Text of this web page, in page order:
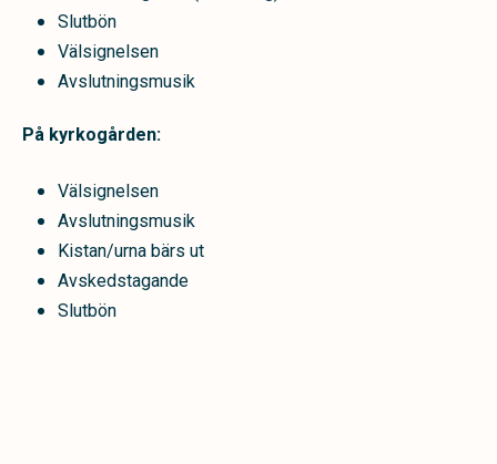
Slutbön
Välsignelsen
Avslutningsmusik
På kyrkogården:
Välsignelsen
Avslutningsmusik
Kistan/urna bärs ut
Avskedstagande
Slutbön